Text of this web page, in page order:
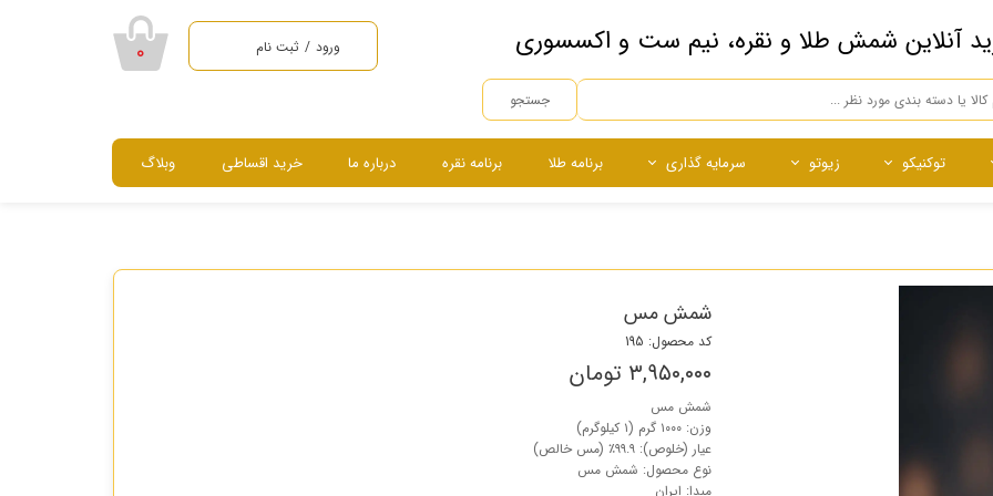
آنلاین شمش طلا و نقره، نیم ست و اکسسوری
جستجو
ورود / ثبت نام
سفارشات
توکنیکو زیوتو سرمایه گذاری برنامه طلا برنامه نقره درباره ما خرید اقساطی وبلاگ
۰
شمش مس
کد محصول: 195
۳,۹۵۰,۰۰۰ تومان
شمش مس
وزن: ۱۰۰۰ گرم (۱ کیلوگرم)
عیار (خلوص): ۹۹.۹٪ (مس خالص)
نوع محصول: شمش مس
مبدا: ایران